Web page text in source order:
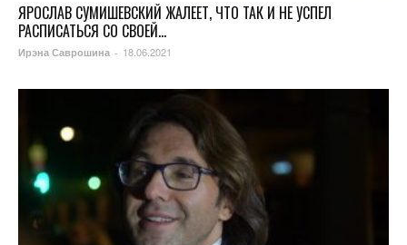
ЯРОСЛАВ СУМИШЕВСКИЙ ЖАЛЕЕТ, ЧТО ТАК И НЕ УСПЕЛ
РАСПИСАТЬСЯ СО СВОЕЙ...
Ирэна Саврошина - 18.06.2021